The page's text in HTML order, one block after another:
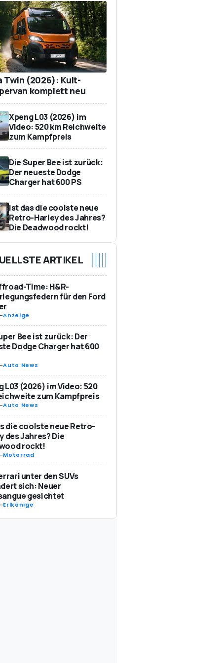
Twin (2026): Kult-
komplett neu
Xpeng L03 (2026) im
Video: 520 km Reichweite
zum Kampfpreis
Die Super Bee ist zurück:
Der neueste Dodge
Charger hat 600 PS
Ist das die coolste neue
Retro-Harley des Jahres?
Die Deadwood rockt!
ARTIKEL
Time: H&R-
für den Ford
-Anzeige
Bee ist zurück: Der
Dodge Charger hat 600
-Auto News
L03 (2026) im Video: 520
zum Kampfpreis
-Auto News
die coolste neue Retro-
des Jahres? Die
rockt!
-Motorrad
unter den SUVs
sich: Neuer
gesichtet
-Erlkönige